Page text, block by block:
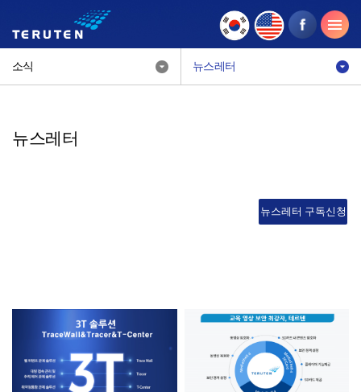
소식 뉴스레터
뉴스레터
뉴스레터 구독신청